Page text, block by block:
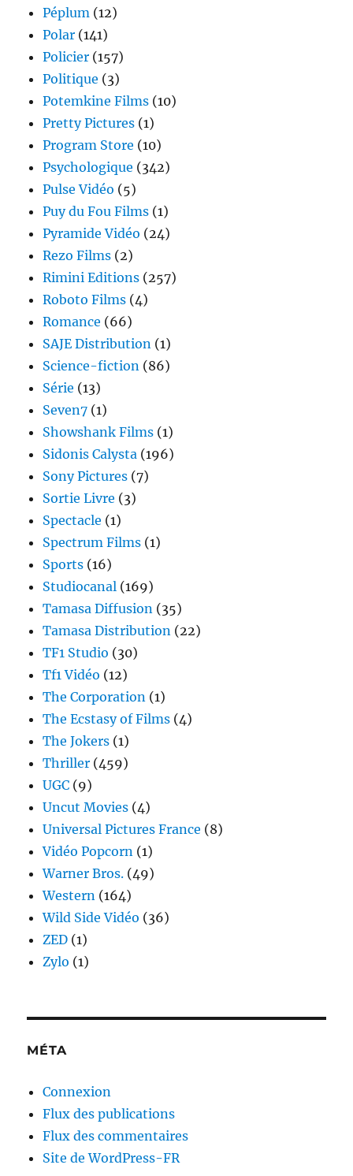
Péplum (12)
Polar (141)
Policier (157)
Politique (3)
Potemkine Films (10)
Pretty Pictures (1)
Program Store (10)
Psychologique (342)
Pulse Vidéo (5)
Puy du Fou Films (1)
Pyramide Vidéo (24)
Rezo Films (2)
Rimini Editions (257)
Roboto Films (4)
Romance (66)
SAJE Distribution (1)
Science-fiction (86)
Série (13)
Seven7 (1)
Showshank Films (1)
Sidonis Calysta (196)
Sony Pictures (7)
Sortie Livre (3)
Spectacle (1)
Spectrum Films (1)
Sports (16)
Studiocanal (169)
Tamasa Diffusion (35)
Tamasa Distribution (22)
TF1 Studio (30)
Tf1 Vidéo (12)
The Corporation (1)
The Ecstasy of Films (4)
The Jokers (1)
Thriller (459)
UGC (9)
Uncut Movies (4)
Universal Pictures France (8)
Vidéo Popcorn (1)
Warner Bros. (49)
Western (164)
Wild Side Vidéo (36)
ZED (1)
Zylo (1)
MÉTA
Connexion
Flux des publications
Flux des commentaires
Site de WordPress-FR